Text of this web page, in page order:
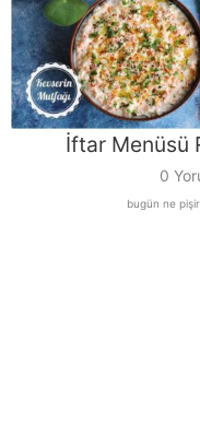
İftar Menüsü
0
bugün ne